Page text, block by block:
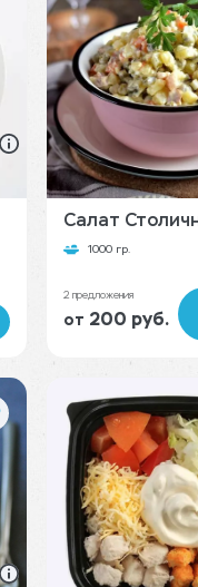
Салат
1000 гр.
2 предложения
от 200 руб.